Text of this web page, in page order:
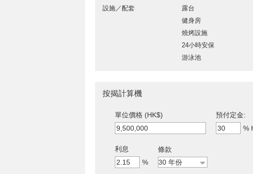
設施／配套
露台
健身房
燒烤設施
24小時安保
游泳池
按揭計算機
單位價格 (HK$)
預付定金:
%
利息
%
條款